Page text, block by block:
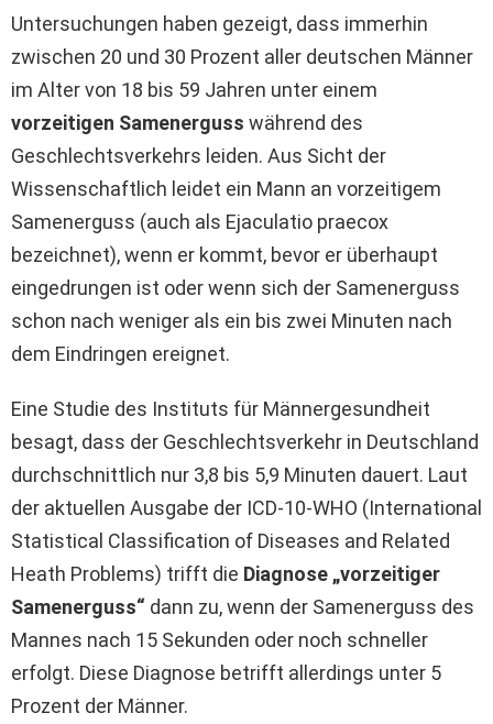
Untersuchungen haben gezeigt, dass immerhin
zwischen 20 und 30 Prozent aller deutschen Männer
im Alter von 18 bis 59 Jahren unter einem
vorzeitigen Samenerguss während des
Geschlechtsverkehrs leiden. Aus Sicht der
Wissenschaftlich leidet ein Mann an vorzeitigem
Samenerguss (auch als Ejaculatio praecox
bezeichnet), wenn er kommt, bevor er überhaupt
eingedrungen ist oder wenn sich der Samenerguss
schon nach weniger als ein bis zwei Minuten nach
dem Eindringen ereignet.
Eine Studie des Instituts für Männergesundheit
besagt, dass der Geschlechtsverkehr in Deutschland
durchschnittlich nur 3,8 bis 5,9 Minuten dauert. Laut
der aktuellen Ausgabe der ICD-10-WHO (International
Statistical Classification of Diseases and Related
Heath Problems) trifft die Diagnose „vorzeitiger
Samenerguss“ dann zu, wenn der Samenerguss des
Mannes nach 15 Sekunden oder noch schneller
erfolgt. Diese Diagnose betrifft allerdings unter 5
Prozent der Männer.